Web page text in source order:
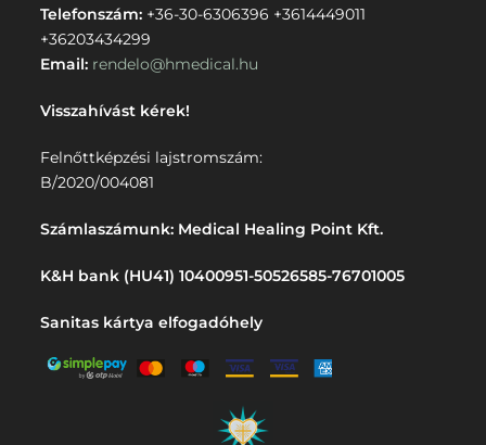
Telefonszám: +36-30-6306396 +3614449011
+36203434299
Email: rendelo@hmedical.hu
Visszahívást kérek!
Felnőttképzési lajstromszám:
B/2020/004081
Számlaszámunk: Medical Healing Point Kft.
K&H bank (HU41) 10400951-50526585-76701005
Sanitas kártya elfogadóhely